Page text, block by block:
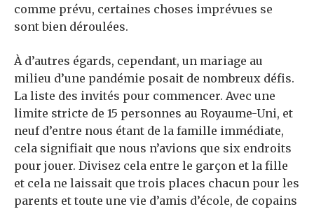
comme prévu, certaines choses imprévues se
sont bien déroulées.
À d’autres égards, cependant, un mariage au
milieu d’une pandémie posait de nombreux défis.
La liste des invités pour commencer. Avec une
limite stricte de 15 personnes au Royaume-Uni, et
neuf d’entre nous étant de la famille immédiate,
cela signifiait que nous n’avions que six endroits
pour jouer. Divisez cela entre le garçon et la fille
et cela ne laissait que trois places chacun pour les
parents et toute une vie d’amis d’école, de copains